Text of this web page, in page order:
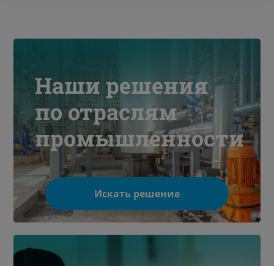
Наши решения
по отраслям
промышленности
Искать решение